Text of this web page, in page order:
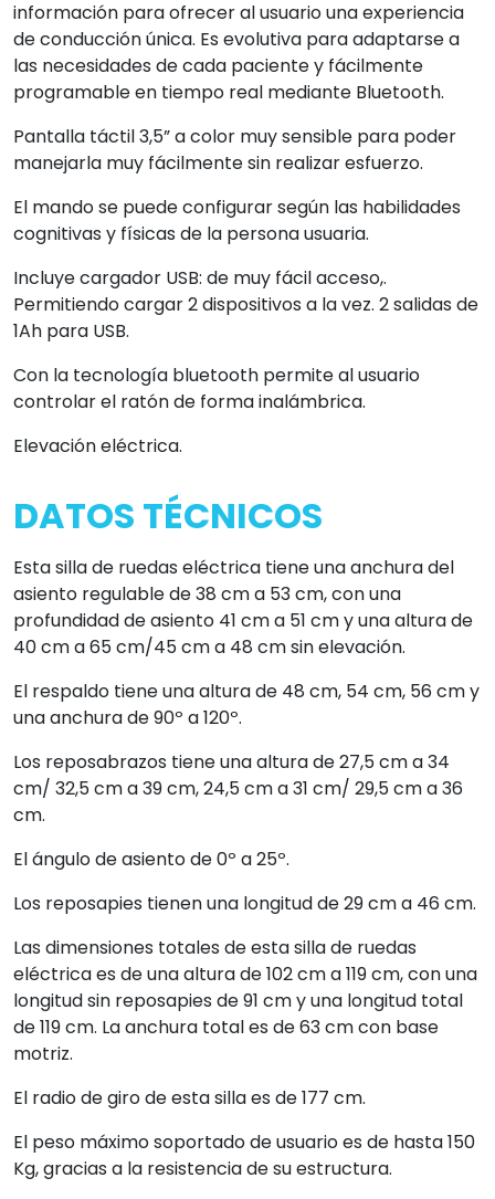
información para ofrecer al usuario una experiencia
de conducción única. Es evolutiva para adaptarse a
las necesidades de cada paciente y fácilmente
programable en tiempo real mediante Bluetooth.
Pantalla táctil 3,5” a color muy sensible para poder
manejarla muy fácilmente sin realizar esfuerzo.
El mando se puede configurar según las habilidades
cognitivas y físicas de la persona usuaria.
Incluye cargador USB: de muy fácil acceso,.
Permitiendo cargar 2 dispositivos a la vez. 2 salidas de
1Ah para USB.
Con la tecnología bluetooth permite al usuario
controlar el ratón de forma inalámbrica.
Elevación eléctrica.
DATOS TÉCNICOS
Esta silla de ruedas eléctrica tiene una anchura del
asiento regulable de 38 cm a 53 cm, con una
profundidad de asiento 41 cm a 51 cm y una altura de
40 cm a 65 cm/45 cm a 48 cm sin elevación.
El respaldo tiene una altura de 48 cm, 54 cm, 56 cm y
una anchura de 90º a 120º.
Los reposabrazos tiene una altura de 27,5 cm a 34
cm/ 32,5 cm a 39 cm, 24,5 cm a 31 cm/ 29,5 cm a 36
cm.
El ángulo de asiento de 0º a 25º.
Los reposapies tienen una longitud de 29 cm a 46 cm.
Las dimensiones totales de esta silla de ruedas
eléctrica es de una altura de 102 cm a 119 cm, con una
longitud sin reposapies de 91 cm y una longitud total
de 119 cm. La anchura total es de 63 cm con base
motriz.
El radio de giro de esta silla es de 177 cm.
El peso máximo soportado de usuario es de hasta 150
Kg, gracias a la resistencia de su estructura.